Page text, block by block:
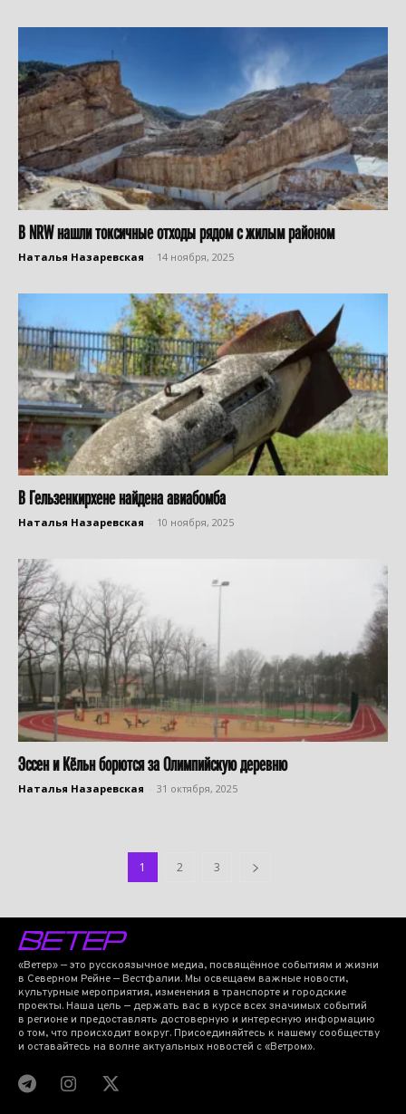
В NRW нашли токсичные отходы рядом с жилым районом
Наталья Назаревская 14 ноября, 2025
В Гельзенкирхене найдена авиабомба
Наталья Назаревская 10 ноября, 2025
Эссен и Кёльн борются за Олимпийскую деревню
Наталья Назаревская 31 октября, 2025
1 2 3
«Ветер» — это русскоязычное медиа, посвящённое событиям и жизни
в Северном Рейне — Вестфалии. Мы освещаем важные новости,
культурные мероприятия, изменения в транспорте и городские
проекты. Наша цель — держать вас в курсе всех значимых событий
в регионе и предоставлять достоверную и интересную информацию
о том, что происходит вокруг. Присоединяйтесь к нашему сообществу
и оставайтесь на волне актуальных новостей с «Ветром».